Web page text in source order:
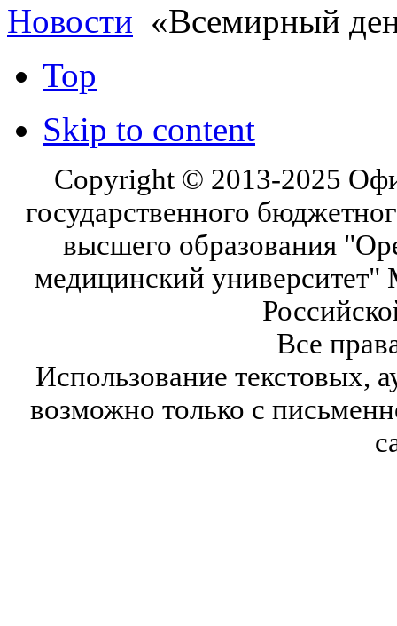
Новости «Всемирный
Top
Skip to content
Copyright © 2013-2025
государственного
высшего образования
медицинский университет"
Все
Использование текстовых,
возможно только с